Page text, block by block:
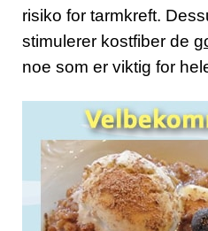
risiko for tarmkreft.
stimulerer kostfiber de
noe som er viktig for